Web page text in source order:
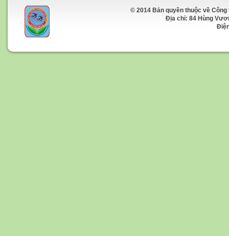
© 2014 Bản quyền thuộc về
Địa chỉ: 84 Hùng Vương
Điện